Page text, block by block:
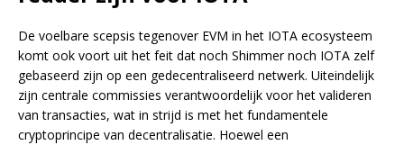
De voelbare scepsis tegenover EVM in het IOTA ecosysteem
komt ook voort uit het feit dat noch Shimmer noch IOTA zelf
gebaseerd zijn op een gedecentraliseerd netwerk. Uiteindelijk
zijn centrale commissies verantwoordelijk voor het valideren
van transacties, wat in strijd is met het fundamentele
cryptoprincipe van decentralisatie. Hoewel een